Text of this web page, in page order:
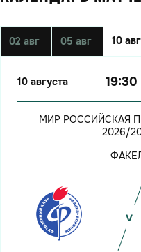
02 авг 05 авг 10 авг
10 августа 19:30
МИР РОССИЙСКАЯ
2026/